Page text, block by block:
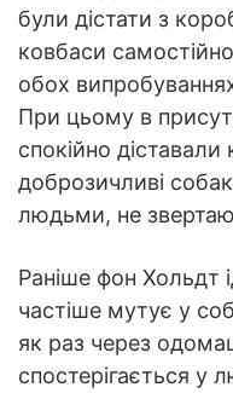
були дістати з
ковбаси
обох
При цьому в
спокійно
доброзичливі
людьми, не
Раніше фон Хольдт
частіше мутує у
як раз через
спостерігається у